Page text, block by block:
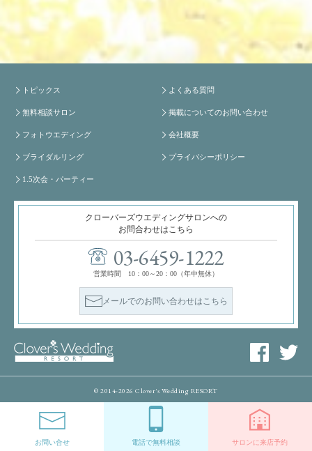
トピックス
無料相談サロン
フォトウエディング
ブライダルリング
1.5次会・パーティー
よくある質問
掲載についてのお問い合わせ
会社概要
プライバシーポリシー
クローバーズウエディングサロンへの
お問合わせはこちら
03-6459-1222
営業時間 10：00～20：00（年中無休）
メールでのお問い合わせはこちら
© 2014-2026 Clover's Wedding RESORT
お問い合せ 電話で無料相談 サロンに来店予約